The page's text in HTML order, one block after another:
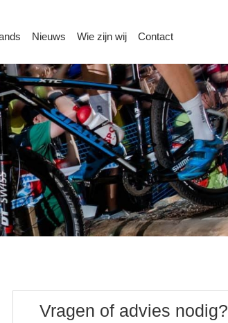
Nieuws Wie zijn wij Contact
Vragen of advies nodig?